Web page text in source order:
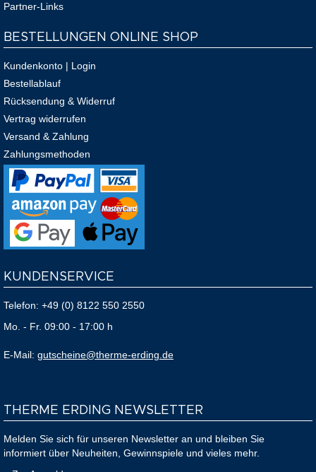
Partner-Links
BESTELLUNGEN ONLINE SHOP
Kundenkonto | Login
Bestellablauf
Rücksendung & Widerruf
Vertrag widerrufen
Versand & Zahlung
Zahlungsmethoden
KUNDENSERVICE
Telefon: +49 (0) 8122 550 2550
Mo. - Fr. 09:00 - 17:00 h
E-Mail: gutscheine@therme-erding.de
THERME ERDING NEWSLETTER
Melden Sie sich für unseren Newsletter an und bleiben Sie
informiert über Neuheiten, Gewinnspiele und vieles mehr.